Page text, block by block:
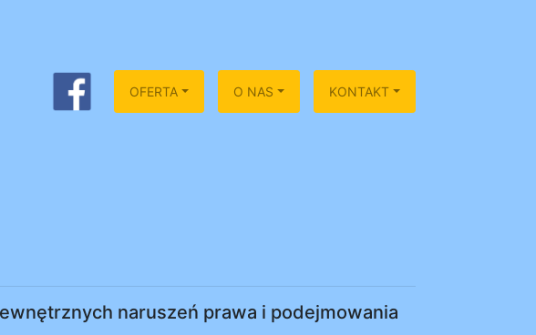
OFERTA O NAS KONTAKT
naruszeń prawa i podejmowania